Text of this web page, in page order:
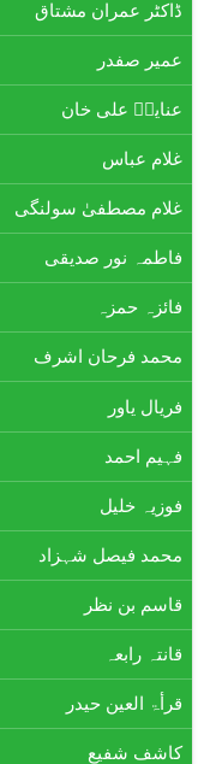
ڈاکٹر عمران مشتاق
عمیر صفدر
عنایتؔ علی خان
غلام عباس
غلام مصطفیٰ سولنگی
فاطمہ نور صدیقی
فائزہ حمزہ
محمد فرحان اشرف
فریال یاور
فہیم احمد
فوزیہ خلیل
محمد فیصل شہزاد
قاسم بن نظر
قانتہ رابعہ
قرأۃ العین حیدر
کاشف شفیع